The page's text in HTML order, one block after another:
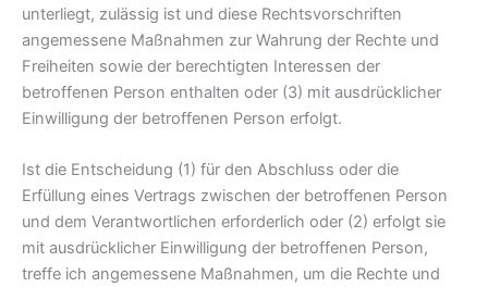
unterliegt, zulässig ist und diese Rechtsvorschriften
angemessene Maßnahmen zur Wahrung der Rechte und
Freiheiten sowie der berechtigten Interessen der
betroffenen Person enthalten oder (3) mit ausdrücklicher
Einwilligung der betroffenen Person erfolgt.
Ist die Entscheidung (1) für den Abschluss oder die
Erfüllung eines Vertrags zwischen der betroffenen Person
und dem Verantwortlichen erforderlich oder (2) erfolgt sie
mit ausdrücklicher Einwilligung der betroffenen Person,
treffe ich angemessene Maßnahmen, um die Rechte und